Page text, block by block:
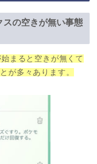
スの空きが無い事態
まると空きが無くて
が多々あります。